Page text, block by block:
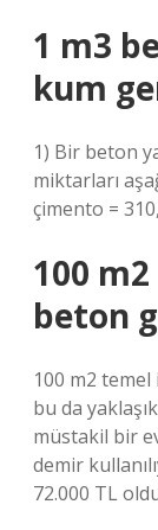
1 m3
kum
1) Bir beton
miktarları
çimento =
100
beton
100 m2 temel
bu da
müstakil bir
demir
72.000 TL